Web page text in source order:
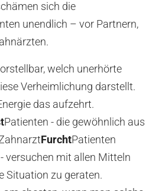
sich die
unendlich – vor Partnern,
welch unerhörte
Verheimlichung darstellt.
das aufzehrt.
Patienten - die gewöhnlich aus
FurchtPatienten
versuchen mit allen Mitteln
Situation zu geraten.